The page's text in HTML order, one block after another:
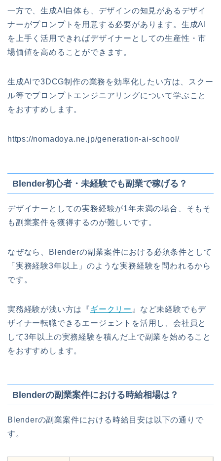
一方で、生成AI自体も、デザインの知見があるデザイ
ナーがプロンプトを用意する必要があります。生成AI
を上手く活用できればデザイナーとしての生産性・市
場価値を高めることができます。
生成AIで3DCG制作の業務を効率化したい方は、スクー
ル等でプロンプトエンジニアリングについて学ぶこと
をおすすめします。
https://nomadoya.ne.jp/generation-ai-school/
Blender初心者・未経験でも副業で稼げる？
デザイナーとしての実務経験が1年未満の場合、そもそ
も副業案件を獲得するのが難しいです。
なぜなら、Blenderの副業案件における必須条件として
「実務経験3年以上」のような実務経験を問われるから
です。
実務経験が浅い方は『ギークリー 』など未経験でもデ
ザイナー転職できるエージェントを活用し、会社員と
して3年以上の実務経験を積んだ上で副業を始めること
をおすすめします。
Blenderの副業案件における時給相場は？
Blenderの副業案件における時給目安は以下の通りで
す。